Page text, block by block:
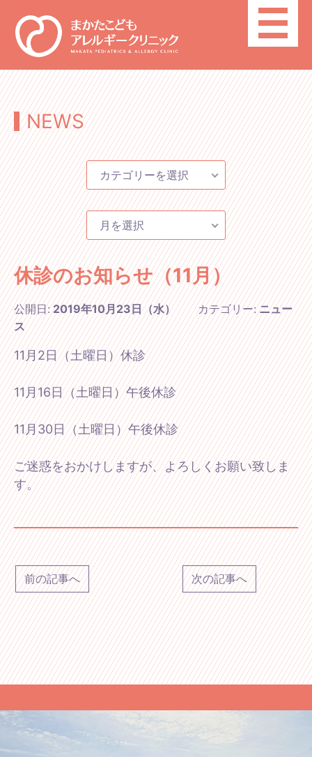
toggle
NEWS
カテゴリーを選択
月を選択
休診のお知らせ（11月）
公開日:2019年10月23日（水） カテゴリー:ニュー
ス
11月2日（土曜日）休診
11月16日（土曜日）午後休診
11月30日（土曜日）午後休診
ご迷惑をおかけしますが、よろしくお願い致しま
す。
前の記事へ 次の記事へ